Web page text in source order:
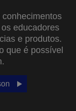
educadores
e produtos.
que é possível